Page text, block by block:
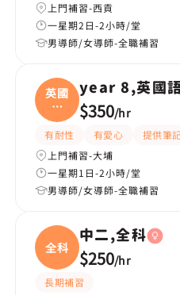
上門補習-西貢
一星期2日-2小時/堂
男導師/女導師-全職補習
英國
語
文|
year 8,英國
$350/hr
有耐性 有愛心 提供筆
上門補習-大埔
一星期1日-2小時/堂
男導師/女導師-全職補習
全科
中二,全科
$250/hr
長期補習